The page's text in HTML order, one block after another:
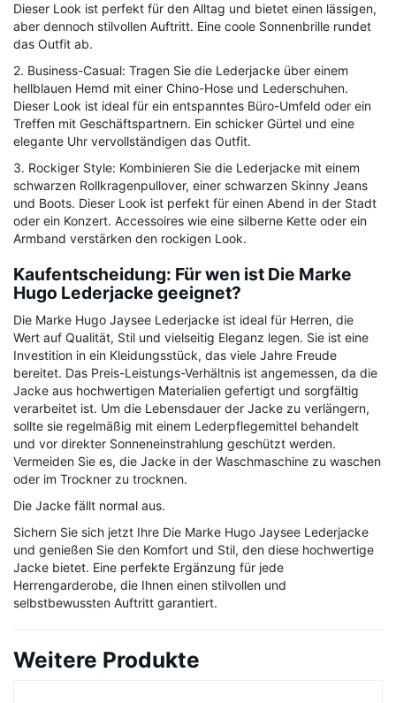
Dieser Look ist perfekt für den Alltag und bietet einen lässigen,
aber dennoch stilvollen Auftritt. Eine coole Sonnenbrille rundet
das Outfit ab.
2. Business-Casual: Tragen Sie die Lederjacke über einem
hellblauen Hemd mit einer Chino-Hose und Lederschuhen.
Dieser Look ist ideal für ein entspanntes Büro-Umfeld oder ein
Treffen mit Geschäftspartnern. Ein schicker Gürtel und eine
elegante Uhr vervollständigen das Outfit.
3. Rockiger Style: Kombinieren Sie die Lederjacke mit einem
schwarzen Rollkragenpullover, einer schwarzen Skinny Jeans
und Boots. Dieser Look ist perfekt für einen Abend in der Stadt
oder ein Konzert. Accessoires wie eine silberne Kette oder ein
Armband verstärken den rockigen Look.
Kaufentscheidung: Für wen ist Die Marke
Hugo Lederjacke geeignet?
Die Marke Hugo Jaysee Lederjacke ist ideal für Herren, die
Wert auf Qualität, Stil und vielseitig Eleganz legen. Sie ist eine
Investition in ein Kleidungsstück, das viele Jahre Freude
bereitet. Das Preis-Leistungs-Verhältnis ist angemessen, da die
Jacke aus hochwertigen Materialien gefertigt und sorgfältig
verarbeitet ist. Um die Lebensdauer der Jacke zu verlängern,
sollte sie regelmäßig mit einem Lederpflegemittel behandelt
und vor direkter Sonneneinstrahlung geschützt werden.
Vermeiden Sie es, die Jacke in der Waschmaschine zu waschen
oder im Trockner zu trocknen.
Die Jacke fällt normal aus.
Sichern Sie sich jetzt Ihre Die Marke Hugo Jaysee Lederjacke
und genießen Sie den Komfort und Stil, den diese hochwertige
Jacke bietet. Eine perfekte Ergänzung für jede
Herrengarderobe, die Ihnen einen stilvollen und
selbstbewussten Auftritt garantiert.
Weitere Produkte